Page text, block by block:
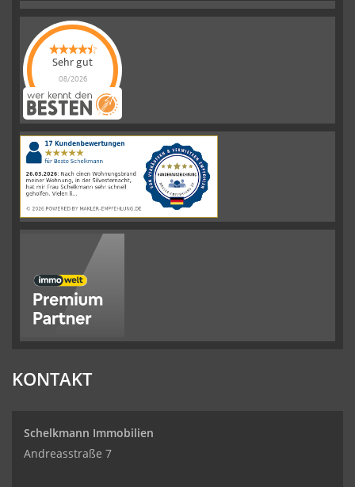
Sehr gut
08/2026
Schelkmann
Immobilienhat
|110Schelkmann
ImmobilienBewertungen
auf
werkenntdenBESTEN.de
KONTAKT
Schelkmann Immobilien
Andreasstraße 7